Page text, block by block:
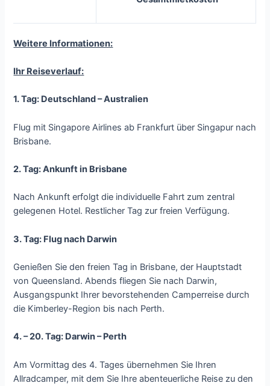
Weitere Informationen:
Ihr Reiseverlauf:
1. Tag: Deutschland – Australien
Flug mit Singapore Airlines ab Frankfurt über Singapur nach
Brisbane.
2. Tag: Ankunft in Brisbane
Nach Ankunft erfolgt die individuelle Fahrt zum zentral
gelegenen Hotel. Restlicher Tag zur freien Verfügung.
3. Tag: Flug nach Darwin
Genießen Sie den freien Tag in Brisbane, der Hauptstadt
von Queensland. Abends fliegen Sie nach Darwin,
Ausgangspunkt Ihrer bevorstehenden Camperreise durch
die Kimberley-Region bis nach Perth.
4. – 20. Tag: Darwin – Perth
Am Vormittag des 4. Tages übernehmen Sie Ihren
Allradcamper, mit dem Sie Ihre abenteuerliche Reise zu den